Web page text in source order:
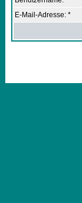
E-Mail-Adresse: *